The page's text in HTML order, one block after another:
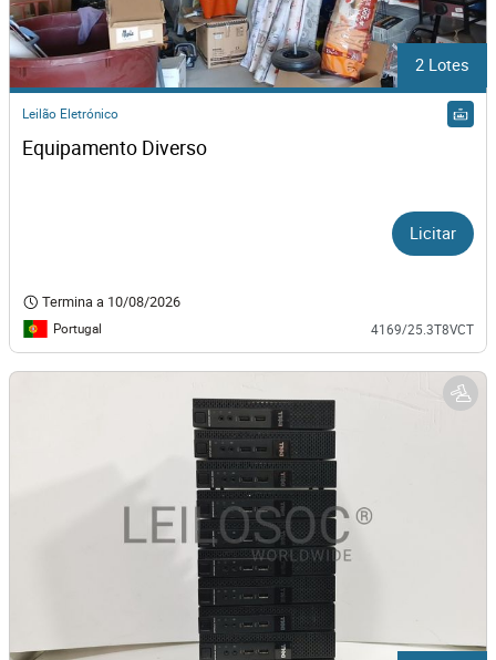
2 Lotes
Leilão Eletrónico
Equipamento Diverso
Licitar
Termina a 10/08/2026
Portugal 4169/25.3T8VCT